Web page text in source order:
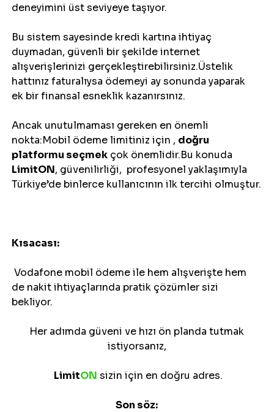
deneyimini üst seviyeye taşıyor.
Bu sistem sayesinde kredi kartına ihtiyaç
duymadan, güvenli bir şekilde internet
alışverişlerinizi gerçekleştirebilirsiniz.Üstelik
hattınız faturalıysa ödemeyi ay sonunda yaparak
ek bir finansal esneklik kazanırsınız.
Ancak unutulmaması gereken en önemli
nokta:Mobil ödeme limitiniz için , doğru
platformu seçmek çok önemlidir.Bu konuda
LimitON, güvenilirliği,  profesyonel yaklaşımıyla
Türkiye’de binlerce kullanıcının ilk tercihi olmuştur.
Kısacası:
Vodafone mobil ödeme ile hem alışverişte hem
de nakit ihtiyaçlarında pratik çözümler sizi
bekliyor.
istiyorsanız,
LimitON sizin için en doğru adres.
Son söz: